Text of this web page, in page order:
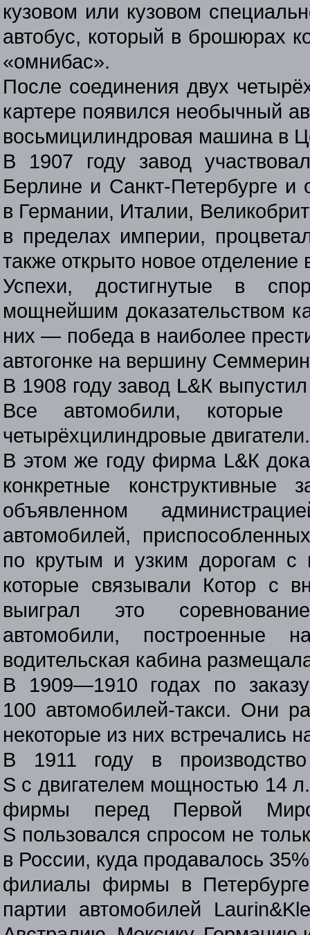
кузовом или кузовом
автобус, который в брошюрах
«омнибас».
После соединения двух
картере появился необычный
восьмицилиндровая машина в
В 1907 году завод
Берлине и Санкт-Петербурге и
в Германии, Италии,
в пределах империи,
также открыто новое отделение
Успехи, достигнутые в
мощнейшим доказательством
них — победа в наиболее
автогонке на вершину
В 1908 году завод L&К
Все автомобили, которые
четырёхцилиндровые двигатели.
В этом же году фирма L&К
конкретные
объявленном
автомобилей,
по крутым и узким дорогам с
которые связывали Котор с
выиграл это
автомобили, построенные
водительская кабина
В 1909—1910 годах по
100 автомобилей-такси. Они
некоторые из них встречались
В 1911 году в
S с двигателем мощностью 14
фирмы перед Первой
S пользовался спросом не
в России, куда продавалось
филиалы фирмы в
партии автомобилей